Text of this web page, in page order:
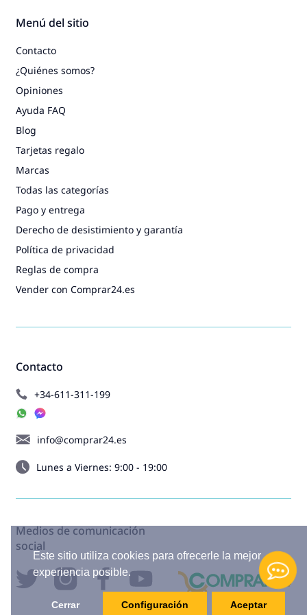
Este sitio utiliza cookies para ofrecerle la mejor
experiencia posible.
Cerrar Configuración Aceptar
Contacto
+34-611-311-199
info@comprar24.es
Lunes a Viernes: 9:00 - 19:00
Menú del sitio
Contacto
¿Quiénes somos?
Opiniones
Ayuda FAQ
Blog
Tarjetas regalo
Marcas
Todas las categorías
Pago y entrega
Derecho de desistimiento y garantía
Política de privacidad
Reglas de compra
Vender con Comprar24.es
Medios de comunicación
social